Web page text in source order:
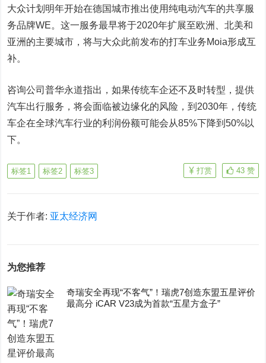
大众计划明年开始在德国城市推出使用纯电动汽车的共享服
务品牌WE。这一服务最早将于2020年扩展至欧洲、北美和
亚洲的主要城市，将与大众此前发布的打车业务Moia形成互
补。
咨询公司普华永道指出，如果传统车企还不及时转型，提供
汽车出行服务，将会面临被边缘化的风险，到2030年，传统
车企在全球汽车行业的利润份额可能会从85%下降到50%以
下。
标签1 标签2 标签3 43 赞
打赏
关于作者: 亚太经济网
为您推荐
奇瑞安全再现“不客气”！瑞虎7创造东盟五星评价
最高分 iCAR V23成为首款“五星方盒子”